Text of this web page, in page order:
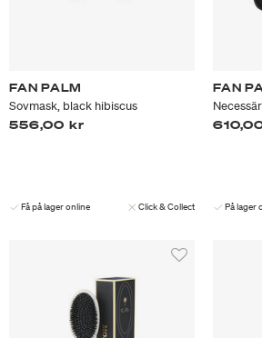
FAN PALM
Sovmask, black hibiscus
556,00 kr
Få på lager online Click & Collect
FAN
På lager